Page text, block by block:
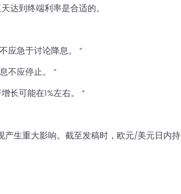
达到终端利率是合适的。
应急于讨论降息。 ”
不应停止。 ”
长可能在1%左右。 ”
生重大影响。截至发稿时，欧元/美元日内持